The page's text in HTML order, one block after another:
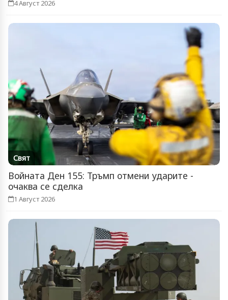
4 Август 2026
Свят
Войната Ден 155: Тръмп отмени ударите -
очаква се сделка
1 Август 2026